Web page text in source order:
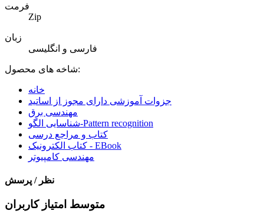
فرمت
Zip
زبان
فارسی و انگلیسی
شاخه های محصول:
خانه
جزوات آموزشی دارای مجوز از اساتید
مهندسی برق
شناسایی الگو-Pattern recognition
کتاب و مراجع درسی
کتاب الکترونیک - EBook
مهندسی کامپیوتر
نظر / پرسش
متوسط امتیاز کاربران